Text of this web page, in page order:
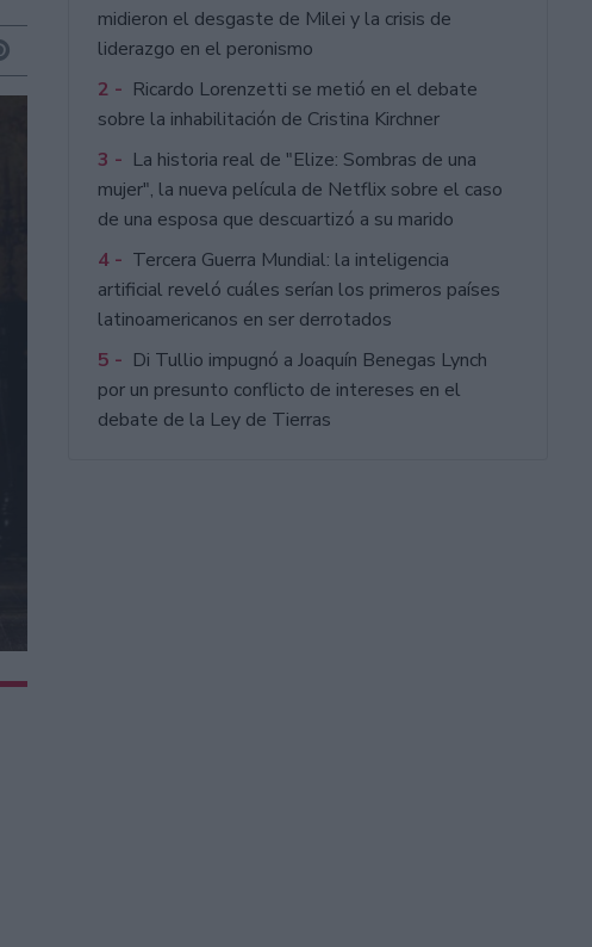
midieron el desgaste de Milei y la crisis de
liderazgo en el peronismo
2 - Ricardo Lorenzetti se metió en el debate
sobre la inhabilitación de Cristina Kirchner
3 - La historia real de "Elize: Sombras de una
mujer", la nueva película de Netflix sobre el caso
de una esposa que descuartizó a su marido
4 - Tercera Guerra Mundial: la inteligencia
artificial reveló cuáles serían los primeros países
latinoamericanos en ser derrotados
5 - Di Tullio impugnó a Joaquín Benegas Lynch
por un presunto conflicto de intereses en el
debate de la Ley de Tierras